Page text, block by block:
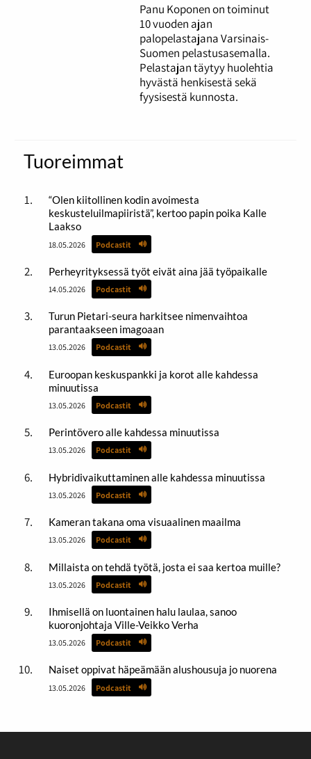
Panu Koponen on toiminut
10 vuoden ajan
palopelastajana Varsinais-
Suomen pelastusasemalla.
Pelastajan täytyy huolehtia
hyvästä henkisestä sekä
fyysisestä kunnosta.
Tuoreimmat
“Olen kiitollinen kodin avoimesta
keskusteluilmapiiristä”, kertoo papin poika Kalle
Laakso
18.05.2026 Podcastit
Perheyrityksessä työt eivät aina jää työpaikalle
14.05.2026 Podcastit
Turun Pietari-seura harkitsee nimenvaihtoa
parantaakseen imagoaan
13.05.2026 Podcastit
Euroopan keskuspankki ja korot alle kahdessa
minuutissa
13.05.2026 Podcastit
Perintövero alle kahdessa minuutissa
13.05.2026 Podcastit
Hybridivaikuttaminen alle kahdessa minuutissa
13.05.2026 Podcastit
Kameran takana oma visuaalinen maailma
13.05.2026 Podcastit
Millaista on tehdä työtä, josta ei saa kertoa muille?
13.05.2026 Podcastit
Ihmisellä on luontainen halu laulaa, sanoo
kuoronjohtaja Ville-Veikko Verha
13.05.2026 Podcastit
Naiset oppivat häpeämään alushousuja jo nuorena
13.05.2026 Podcastit